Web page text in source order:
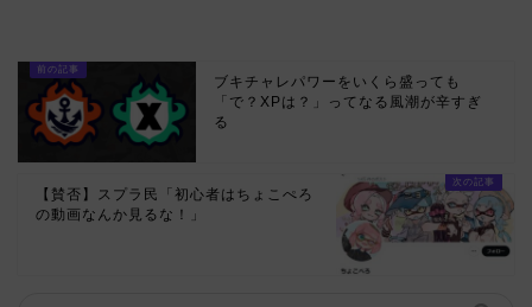
ブキチャレパワーをいくら盛っても
「で？XPは？」ってなる風潮が辛すぎ
る
【賛否】スプラ民「初心者はちょこぺろ
の動画なんか見るな！」